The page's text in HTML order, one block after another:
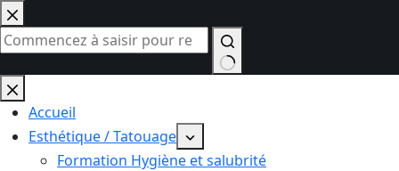
Passer
au
contenu
Aucun
résultatAccueil
Esthétique / Tatouage
Formation Hygiène et salubrité